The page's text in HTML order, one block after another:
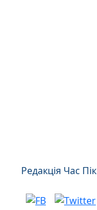
Редакція Час Пік